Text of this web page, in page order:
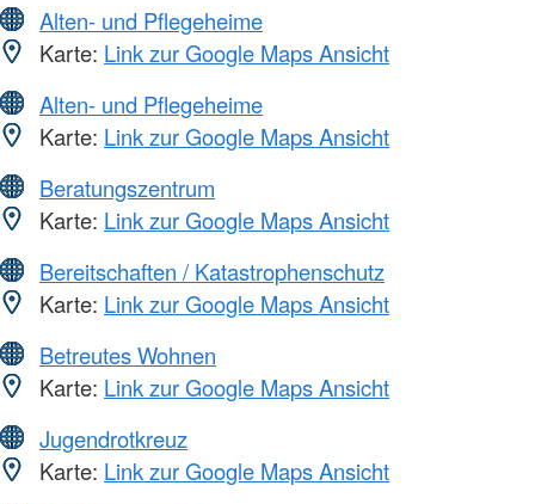
Alten- und Pflegeheime
Karte: Link zur Google Maps Ansicht
Alten- und Pflegeheime
Karte: Link zur Google Maps Ansicht
Beratungszentrum
Karte: Link zur Google Maps Ansicht
Bereitschaften / Katastrophenschutz
Karte: Link zur Google Maps Ansicht
Betreutes Wohnen
Karte: Link zur Google Maps Ansicht
Jugendrotkreuz
Karte: Link zur Google Maps Ansicht